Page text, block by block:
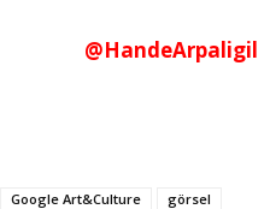
@HandeArpaligil
Google Art&Culture
görsel